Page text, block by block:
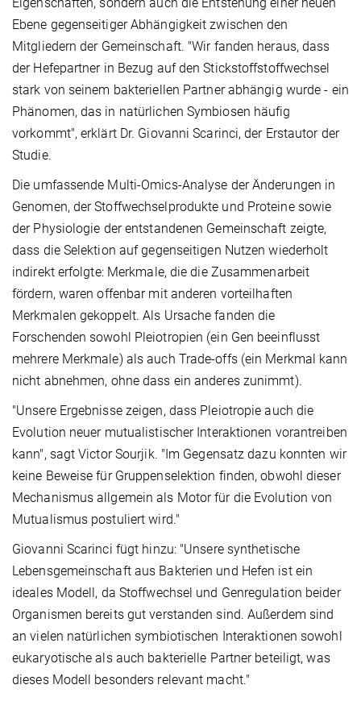
Ebene gegenseitiger Abhängigkeit zwischen den
Mitgliedern der Gemeinschaft. "Wir fanden heraus, dass
der Hefepartner in Bezug auf den Stickstoffstoffwechsel
stark von seinem bakteriellen Partner abhängig wurde - ein
Phänomen, das in natürlichen Symbiosen häufig
vorkommt", erklärt Dr. Giovanni Scarinci, der Erstautor der
Studie.
Die umfassende Multi-Omics-Analyse der Änderungen in
Genomen, der Stoffwechselprodukte und Proteine sowie
der Physiologie der entstandenen Gemeinschaft zeigte,
dass die Selektion auf gegenseitigen Nutzen wiederholt
indirekt erfolgte: Merkmale, die die Zusammenarbeit
fördern, waren offenbar mit anderen vorteilhaften
Merkmalen gekoppelt. Als Ursache fanden die
Forschenden sowohl Pleiotropien (ein Gen beeinflusst
mehrere Merkmale) als auch Trade-offs (ein Merkmal kann
nicht abnehmen, ohne dass ein anderes zunimmt).
"Unsere Ergebnisse zeigen, dass Pleiotropie auch die
Evolution neuer mutualistischer Interaktionen vorantreiben
kann", sagt Victor Sourjik. "Im Gegensatz dazu konnten wir
keine Beweise für Gruppenselektion finden, obwohl dieser
Mechanismus allgemein als Motor für die Evolution von
Mutualismus postuliert wird."
Giovanni Scarinci fügt hinzu: "Unsere synthetische
Lebensgemeinschaft aus Bakterien und Hefen ist ein
ideales Modell, da Stoffwechsel und Genregulation beider
Organismen bereits gut verstanden sind. Außerdem sind
an vielen natürlichen symbiotischen Interaktionen sowohl
eukaryotische als auch bakterielle Partner beteiligt, was
dieses Modell besonders relevant macht."